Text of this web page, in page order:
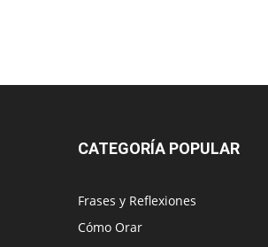
CATEGORÍA POPULAR
Frases y Reflexiones
Cómo Orar